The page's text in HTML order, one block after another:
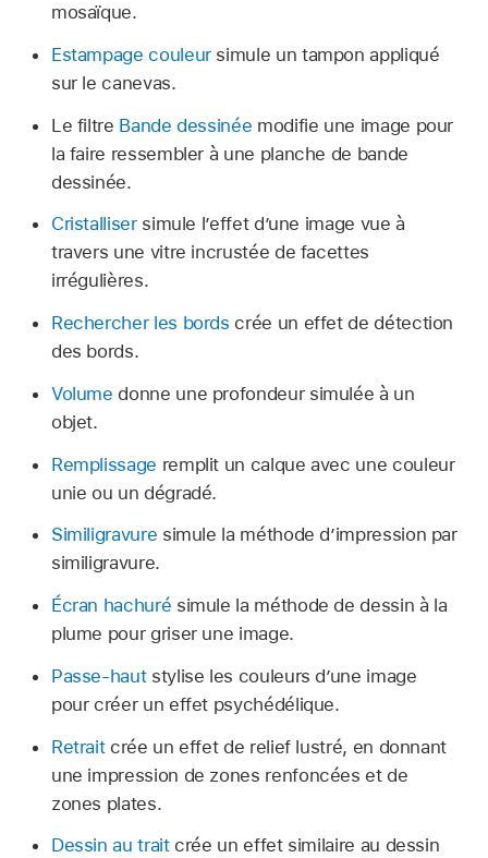
mosaïque.
Estampage couleursimule un tampon appliqué
sur le canevas.
Le filtre Bande dessinée modifie une image pour
la faire ressembler à une planche de bande
dessinée.
Cristallisersimule l’effet d’une image vue à
travers une vitre incrustée de facettes
irrégulières.
Rechercher les bords crée un effet de détection
des bords.
Volume donne une profondeur simulée à un
objet.
Remplissage remplit un calque avec une couleur
unie ou un dégradé.
Similigravure simule la méthode dʼimpression par
similigravure.
Écran hachuré simule la méthode de dessin à la
plume pour griser une image.
Passe-hautstylise les couleurs dʼune image
pour créer un effet psychédélique.
Retraitcrée un effet de relief lustré, en donnant
une impression de zones renfoncées et de
zones plates.
Dessin au traitcrée un effet similaire au dessin